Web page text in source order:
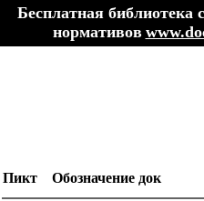
Бесплатная библиотека
нормативов
Пикт Обозначение док